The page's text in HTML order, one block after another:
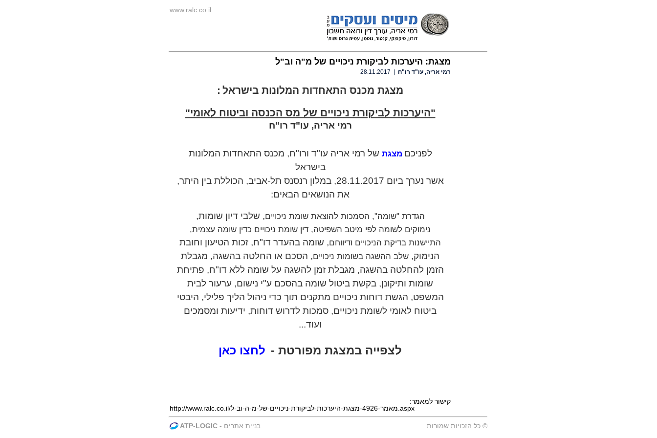
www.ralc.co.il
מצגת: היערכות לביקורת ניכויים של מ"ה וב"ל
רמי אריה, עו"ד רו"ח | 28.11.2017
מצגת מכנס התאחדות המלונות בישראל :
"היערכות לביקורת ניכויים של מס הכנסה וביטוח לאומי"
רמי אריה, עו"ד רו"ח
לפניכם מצגת של רמי אריה עו"ד ורו"ח, מכנס התאחדות המלונות
בישראל
אשר נערך ביום 28.11.2017, במלון רנסנס תל-אביב, הכוללת בין היתר,
את הנושאים הבאים:
הגדרת "שומה", הסמכות להוצאת שומת ניכויים, שלבי דיון שומות,
נימוקים לשומה לפי מיטב השפיטה, דין שומת ניכויים כדין שומה עצמית,
התיישנות בדיקת הניכויים ודיווחם, שומה בהעדר דו"ח, זכות הטיעון וחובת
הנימוק, שלב ההשגה בשומות ניכויים, הסכם או החלטה בהשגה, מגבלת
הזמן להחלטה בהשגה, מגבלת זמן להשגה על שומה ללא דו"ח, פתיחת
שומות ותיקונן, בקשת ביטול שומה בהסכם ע"י נישום, ערעור לבית
המשפט, הגשת דוחות ניכויים מתקנים תוך כדי ניהול הליך פלילי, היבטי
ביטוח לאומי לשומת ניכויים, סמכות לדרוש דוחות, ידיעות ומסמכים
ועוד...
לצפייה במצגת מפורטת - לחצו כאן
קישור למאמר:
http://www.ralc.co.il/מאמר-4926-מצגת-היערכות-לביקורת-ניכויים-של-מ-ה-וב-ל.aspx
© כל הזכויות שמורות ATP-LOGIC - בניית אתרים